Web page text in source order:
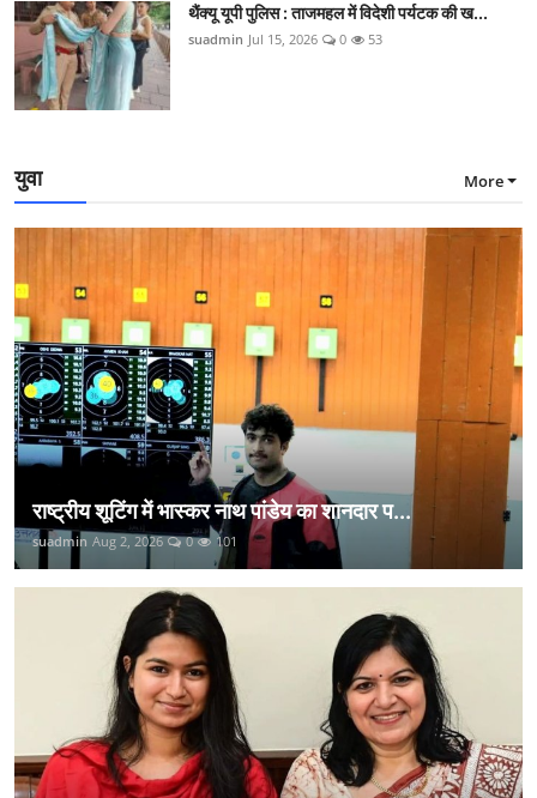
थैंक्यू यूपी पुलिस : ताजमहल में विदेशी पर्यटक की ख...
suadmin Jul 15, 2026 0 53
युवा More
राष्ट्रीय शूटिंग में भास्कर नाथ पांडेय का शानदार प...
suadmin Aug 2, 2026 0 101